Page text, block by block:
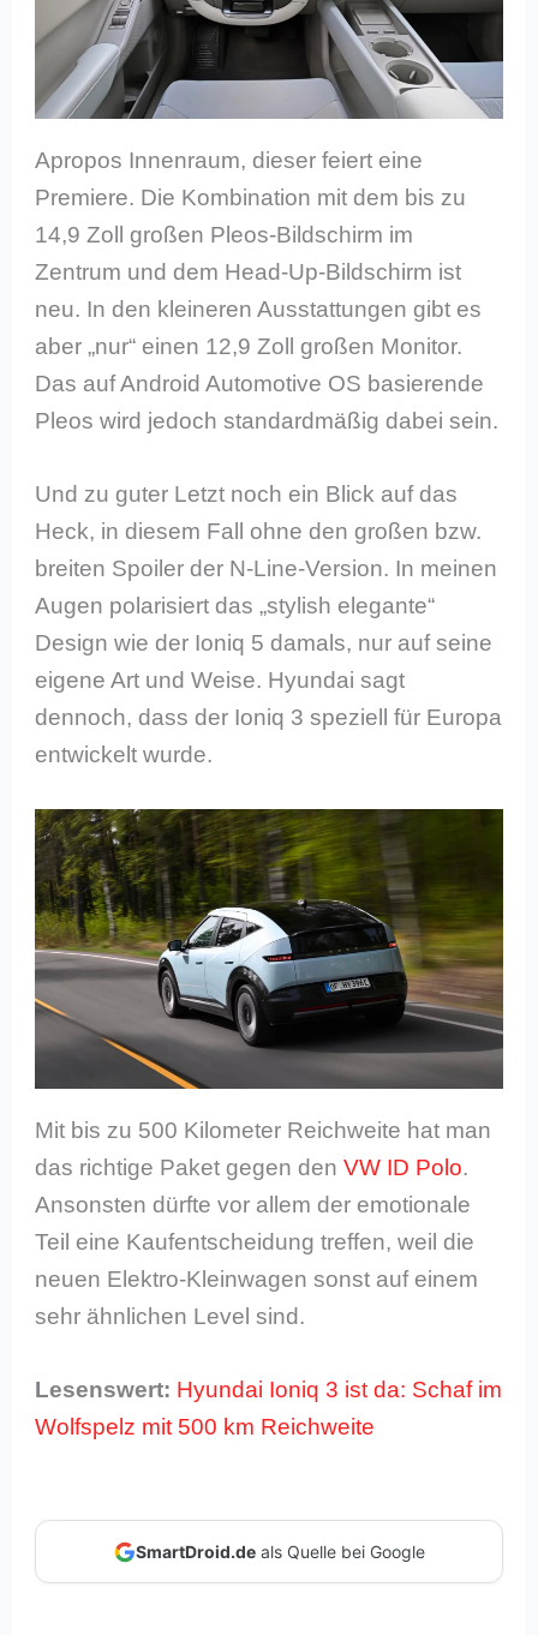
Apropos Innenraum, dieser feiert eine
Premiere. Die Kombination mit dem bis zu
14,9 Zoll großen Pleos-Bildschirm im
Zentrum und dem Head-Up-Bildschirm ist
neu. In den kleineren Ausstattungen gibt es
aber „nur“ einen 12,9 Zoll großen Monitor.
Das auf Android Automotive OS basierende
Pleos wird jedoch standardmäßig dabei sein.
Und zu guter Letzt noch ein Blick auf das
Heck, in diesem Fall ohne den großen bzw.
breiten Spoiler der N-Line-Version. In meinen
Augen polarisiert das „stylish elegante“
Design wie der Ioniq 5 damals, nur auf seine
eigene Art und Weise. Hyundai sagt
dennoch, dass der Ioniq 3 speziell für Europa
entwickelt wurde.
Mit bis zu 500 Kilometer Reichweite hat man
das richtige Paket gegen denVW ID Polo.
Ansonsten dürfte vor allem der emotionale
Teil eine Kaufentscheidung treffen, weil die
neuen Elektro-Kleinwagen sonst auf einem
sehr ähnlichen Level sind.
Lesenswert: Hyundai Ioniq 3 ist da: Schaf im
Wolfspelz mit 500 km Reichweite
SmartDroid.deals Quelle bei Google